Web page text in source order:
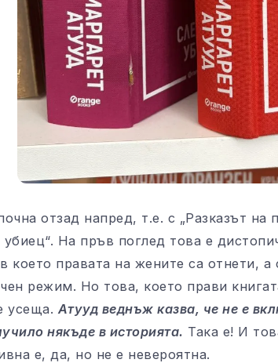
отзад напред, т.е. с „Разказът на
убиец“. На пръв поглед това е
което правата на жените са отнети, а
режим. Но това, което прави
усеща. Атууд веднъж казва, че не е
някъде в историята. Така е! И
е, да, но не е невероятна.